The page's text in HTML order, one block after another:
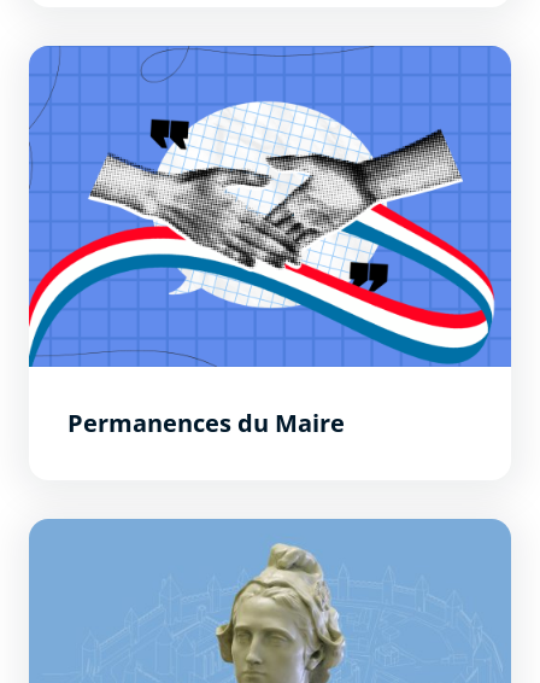
Permanences du Maire
Permanences du Maire
Délibérations du conseil municipal du dimanche 29